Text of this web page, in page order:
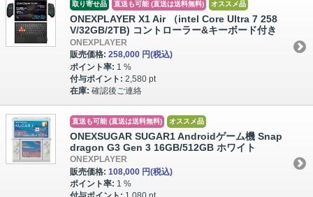
取り寄せ品 直送も可能 (直送は送料無料) オススメ品
ONEXPLAYER X1 Air （intel Core Ultra 7 258
V/32GB/2TB) コントローラー&キーボード付き
ONEXPLAYER
販売価格: 258,000 円(税込)
ポイント率: 1 %
付与ポイント: 2,580 pt
在庫: 確認後ご連絡
直送も可能 (直送は送料無料) オススメ品
ONEXSUGAR SUGAR1 Androidゲーム機 Snap
dragon G3 Gen 3 16GB/512GB ホワイト
ONEXPLAYER
販売価格: 108,000 円(税込)
ポイント率: 1 %